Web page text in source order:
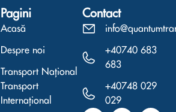
Pagini
Acasă
Despre noi
Transport Național
Transport
Internațional
Contact
+40740 683
683
+40748 029
029